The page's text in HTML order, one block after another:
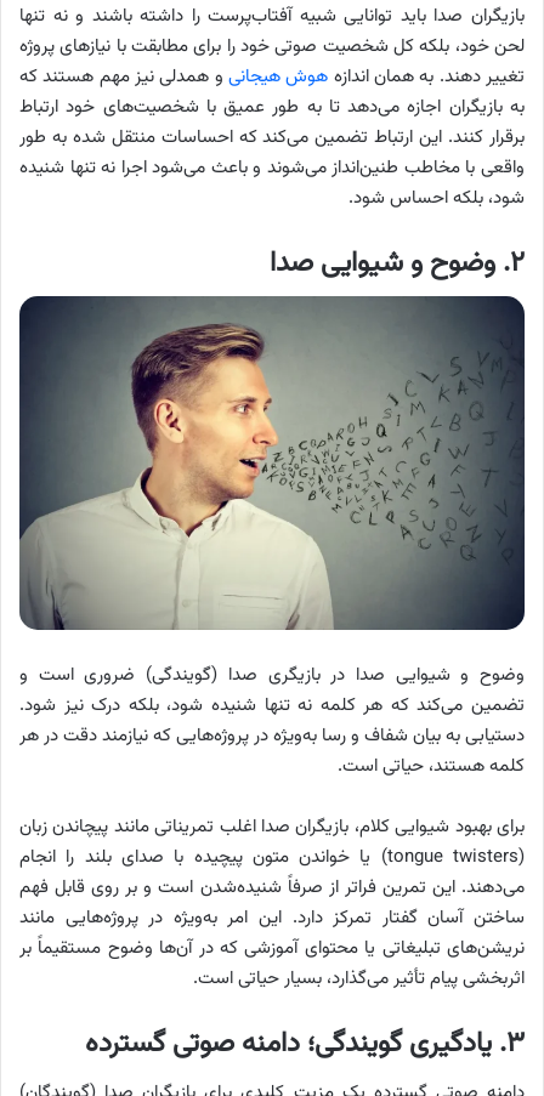
بازیگران صدا باید توانایی شبیه آفتاب‌پرست را داشته باشند و نه تنها
لحن خود، بلکه کل شخصیت صوتی خود را برای مطابقت با نیازهای پروژه
تغییر دهند. به همان اندازه هوش هیجانی و همدلی نیز مهم هستند که
به بازیگران اجازه می‌دهد تا به طور عمیق با شخصیت‌های خود ارتباط
برقرار کنند. این ارتباط تضمین می‌کند که احساسات منتقل شده به طور
واقعی با مخاطب طنین‌انداز می‌شوند و باعث می‌شود اجرا نه تنها شنیده
شود، بلکه احساس شود.
۲. وضوح و شیوایی صدا
وضوح و شیوایی صدا در بازیگری صدا (گویندگی) ضروری است و
تضمین می‌کند که هر کلمه نه تنها شنیده شود، بلکه درک نیز شود.
دستیابی به بیان شفاف و رسا به‌ویژه در پروژه‌هایی که نیازمند دقت در هر
کلمه هستند، حیاتی است.
برای بهبود شیوایی کلام، بازیگران صدا اغلب تمریناتی مانند پیچاندن زبان
(tongue twisters) یا خواندن متون پیچیده با صدای بلند را انجام
می‌دهند. این تمرین فراتر از صرفاً شنیده‌شدن است و بر روی قابل فهم
ساختن آسان گفتار تمرکز دارد. این امر به‌ویژه در پروژه‌هایی مانند
نریشن‌های تبلیغاتی یا محتوای آموزشی که در آن‌ها وضوح مستقیماً بر
اثربخشی پیام تأثیر می‌گذارد، بسیار حیاتی است.
۳. یادگیری گویندگی؛ دامنه صوتی گسترده